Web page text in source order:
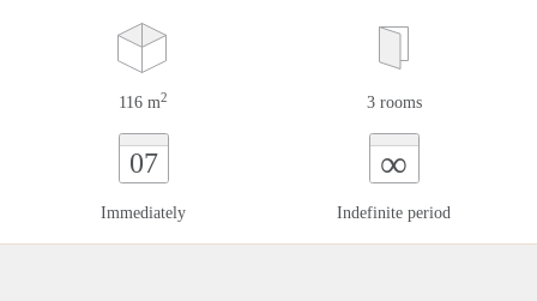
116 m2 3 rooms
07
Immediately
∞
Indefinite period